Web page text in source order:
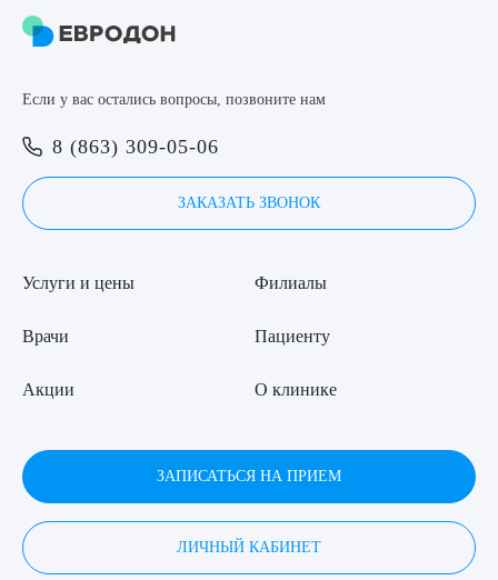
Если у вас остались вопросы, позвоните нам
8 (863) 309-05-06
ЗАКАЗАТЬ ЗВОНОК
Услуги и цены
Врачи
Акции
Филиалы
Пациенту
О клинике
ЗАПИСАТЬСЯ НА ПРИЕМ
ЛИЧНЫЙ КАБИНЕТ